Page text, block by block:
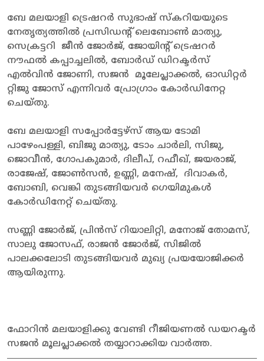
ബേ മലയാളി ട്രെഷറർ സുഭാഷ് സ്കറിയയുടെ
നേതൃത്യത്തിൽ പ്രസിഡന്റ് ലെബോൺ മാത്യു,
സെക്രട്ടറി ജീൻ ജോർജ്, ജോയിന്റ് ട്രെഷറർ
നൗഫൽ കപ്പാച്ചലിൽ, ബോർഡ് ഡിറക്ടർസ്
എൽവിൻ ജോണി, സജൻ മൂലേപ്ലാക്കൽ, ഓഡിറ്റർ
റ്റിജു ജോസ് എന്നിവർ പ്രോഗ്രാം കോർഡിനേറ്റ
ചെയ്തു.
ബേ മലയാളി സപ്പോർട്ടേഴ്‌സ് ആയ ടോമി
പാഴേംപള്ളി, ബിജു മാത്യു, ടോം ചാർലി, സിജു,
ജൊവീൻ, ഗോപകുമാർ, ദിലീപ്, റഫീഖ്, ജയരാജ്,
രാജേഷ്, ജോൺസൻ, ഉണ്ണി, മനേഷ്, ദിവാകർ,
ബോബി, വെങ്കി തുടങ്ങിയവർ ഗെയിമുകൾ
കോർഡിനേറ്റ് ചെയ്തു.
സണ്ണി ജോർജ്, പ്രിൻസ് റിയാലിറ്റി, മനോജ് തോമസ്,
സാലു ജോസഫ്, രാജൻ ജോർജ്, സിജിൽ
പാലക്കലോടി തുടങ്ങിയവർ മുഖ്യ പ്രയയോജിക്കർ
ആയിരുന്നു.
ഫോറിൻ മലയാളിക്കു വേണ്ടി റീജിയണൽ ഡയറക്ടർ
സജൻ മൂലപ്ലാക്കൽ തയ്യാറാക്കിയ വാർത്ത.